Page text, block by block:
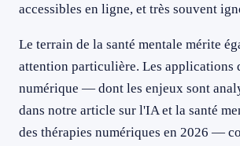
accessibles en ligne, et très souvent
Le terrain de la santé mentale mérite
attention particulière. Les applications
numérique — dont les enjeux sont
dans notre article sur l'IA et la santé
des thérapies numériques en 2026 —